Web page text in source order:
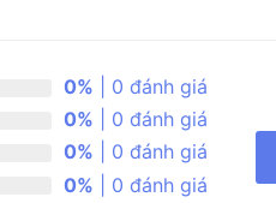
0% | 0 đánh giá
0% | 0 đánh giá
0% | 0 đánh giá
0% | 0 đánh giá